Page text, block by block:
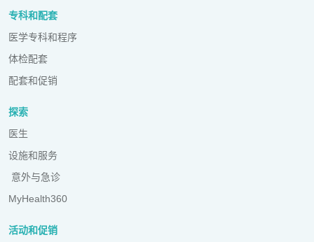
专科和配套
医学专科和程序
体检配套
配套和促销
探索
医生
设施和服务
意外与急诊
MyHealth360
活动和促销